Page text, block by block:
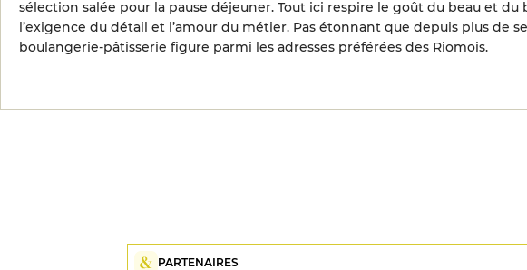
sélection salée pour la pause déjeuner. Tout ici respire le goût du beau et du
l’exigence du détail et l’amour du métier. Pas étonnant que depuis plus de
boulangerie-pâtisserie figure parmi les adresses préférées des Riomois.
PARTENAIRES